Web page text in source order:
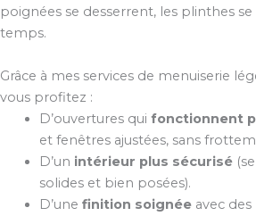
poignées se desserrent, les plinthes
temps.
Grâce à mes services de menuiserie
vous profitez :
D’ouvertures qui fonctionnent
et fenêtres ajustées, sans
D’un intérieur plus sécurisé
solides et bien posées).
D’une finition soignéeavec des